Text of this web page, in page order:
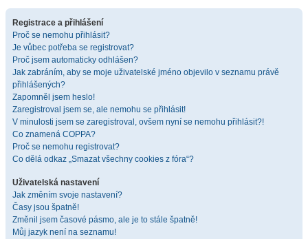
Registrace a přihlášení
Proč se nemohu přihlásit?
Je vůbec potřeba se registrovat?
Proč jsem automaticky odhlášen?
Jak zabráním, aby se moje uživatelské jméno objevilo v seznamu právě
přihlášených?
Zapomněl jsem heslo!
Zaregistroval jsem se, ale nemohu se přihlásit!
V minulosti jsem se zaregistroval, ovšem nyní se nemohu přihlásit?!
Co znamená COPPA?
Proč se nemohu registrovat?
Co dělá odkaz „Smazat všechny cookies z fóra“?
Uživatelská nastavení
Jak změním svoje nastavení?
Časy jsou špatně!
Změnil jsem časové pásmo, ale je to stále špatně!
Můj jazyk není na seznamu!